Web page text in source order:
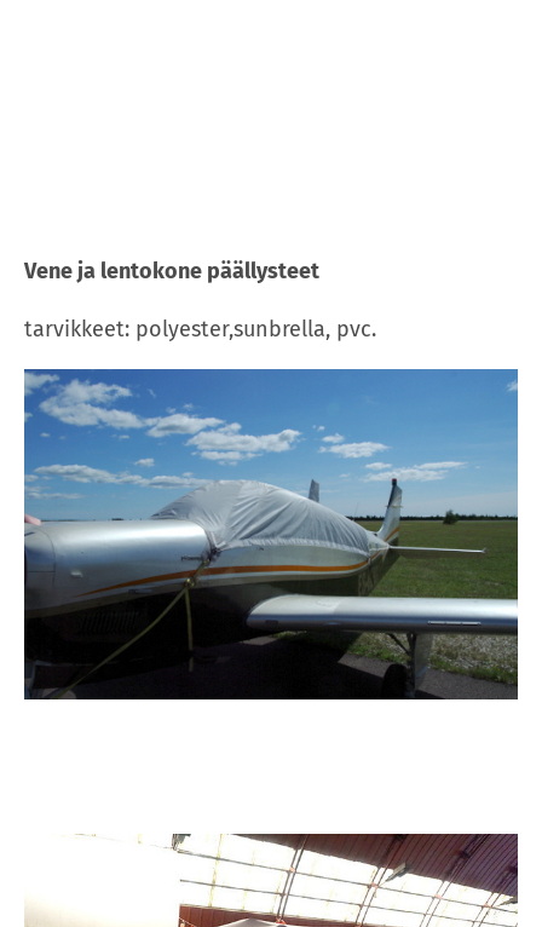
Vene ja lentokone päällysteet
tarvikkeet: polyester,sunbrella, pvc.